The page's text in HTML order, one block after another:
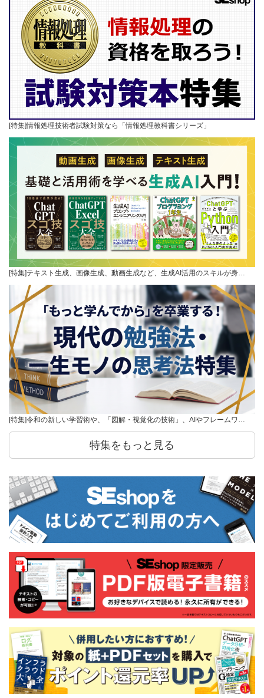
[特集]情報処理技術者試験対策なら「情報処理教科書シリーズ」
[特集]テキスト生成、画像生成、動画生成など、生成AI活用のスキルが身…
[特集]令和の新しい学習術や、「図解・視覚化の技術」、AIやフレームワ…
特集をもっと見る